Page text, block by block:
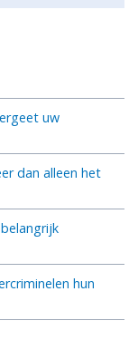
uw
dan alleen het
hun